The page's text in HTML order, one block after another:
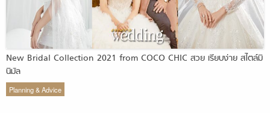
New Bridal Collection 2021 from COCO CHIC สวย เรียบง่าย สไตล์มิ
นิมัล
Planning & Advice